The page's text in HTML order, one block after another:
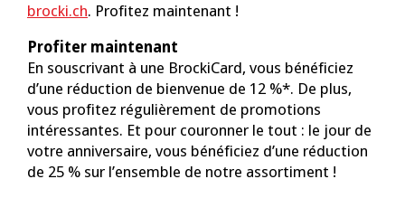
brocki.ch. Profitez maintenant !
Profiter maintenant
En souscrivant à une BrockiCard, vous bénéficiez
d’une réduction de bienvenue de 12 %*. De plus,
vous profitez régulièrement de promotions
intéressantes. Et pour couronner le tout : le jour de
votre anniversaire, vous bénéficiez d’une réduction
de 25 % sur l’ensemble de notre assortiment !